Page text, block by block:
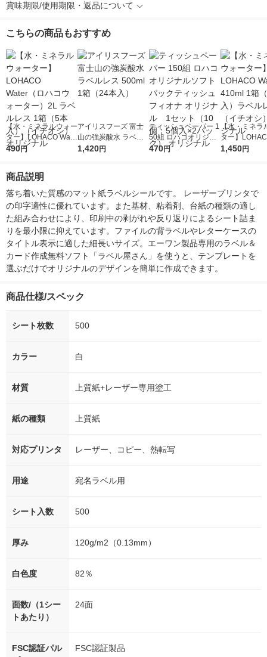
賞味期限/使用期限・返品について
こちらの商品もおすすめ
【水・ミネラルウォー
ター】LOHACO Wate
r（ロハコウォータ
シ） オリジナル
490円
アイリスフーズ 富士
山の強炭酸水 ラベル
レス 500ml 1箱（24
1,420円
ティッシュペーパー 1
50組 ロハコオリジナ
ルソフトパックティッ
オリジナル
470円
【水・ミネラ
ター】
r 410ml 1箱（
1,450円
商品説明
落ち着いた質感のマット紙ラベルシールです。 レーザープリンタで
の印字適性に優れています。また基材、粘着剤、台紙の種類の適し
た組み合わせにより、印刷中の剥がれや反り返りによるシート詰ま
りを最小限に抑えています。ファイルの背ラベルやレターケースの
タイトル表示に適した細長いサイズ。エーワン製品専用のラベル＆
カード作成無料ソフト「ラベル屋さん」を使うと、テンプレートを
選ぶだけでオリジナルのデザインを簡単に作成できます。
商品仕様/スペック
シート枚数 500
カラー 白
材質 上質紙+レーザー専用塗工
紙の種類 上質紙
対応プリンタ レーザー、コピー、熱転写
用途 宛名ラベル用
シート入数 500
厚み 120g/m2（0.13mm）
白色度 82％
面数/（1シー
トあたり）
24面
FSC認証パル
FSC認証製品